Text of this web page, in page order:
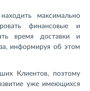
максимально
финансовые и
время доставки и
информируя об этом
Клиентов, поэтому
уже имеющихся